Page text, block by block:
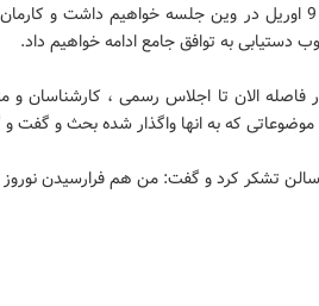
ظریف خاطرنشان کرد: از 7 تا 9 اوریل در وین جلسه خواهیم داشت
دستیابی به توافق جامع ادامه خواهیم داد.
در فاصله الان تا اجلاس رسمی ، کارشناسان
که به انها واگذار شده بحث و گفت و
تشکر کرد و گفت: من هم فرارسیدن نوروز